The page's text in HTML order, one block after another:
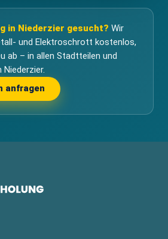
in Niederzier gesucht? Wir
und Elektroschrott kostenlos,
ab – in allen Stadtteilen und
Niederzier.
anfragen